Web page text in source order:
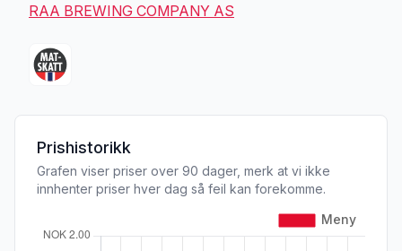
RAA BREWING COMPANY AS
Prishistorikk
Grafen viser priser over 90 dager, merk at vi ikke
innhenter priser hver dag så feil kan forekomme.